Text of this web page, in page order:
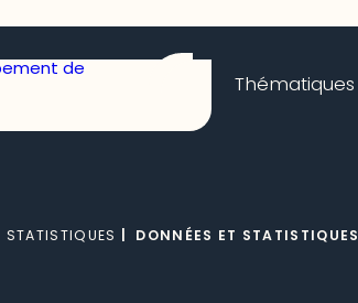
Thématiques
STATISTIQUES DONNÉES ET STATISTIQUES